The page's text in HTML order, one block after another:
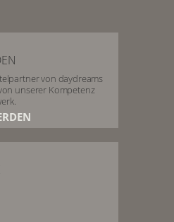
von daydreams
unserer Kompetenz